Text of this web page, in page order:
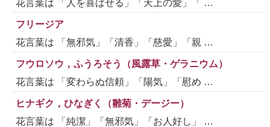
花言葉は 「人を喜ばせる」「天上の愛」「 …
フリージア
花言葉は 「無邪気」「清香」「慈愛」「親 …
フウロソウ，ふうろそう（風露草・ゲラニウム）
花言葉は 「変わらぬ信頼」「陽気」「慰め …
ヒナギク，ひなぎく（雛菊・デージー）
花言葉は 「純潔」「無邪気」「お人好し」 …